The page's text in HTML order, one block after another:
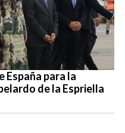
España para la
de la Espriella